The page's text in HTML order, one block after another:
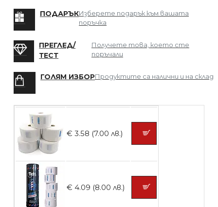
Четка за боядисване
ПОДАРЪКИзберете подарък към вашата
поръчка
ПРЕГЛЕД/
ТЕСТ
Получете това, което сте
поръчали
ГОЛЯМ ИЗБОРПродуктите са налични и на склад
€ 3.58 (7.00 лв.)
€ 4.09 (8.00 лв.)